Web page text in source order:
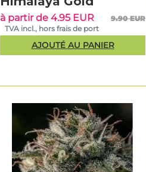
à partir de 4.95 EUR
9.90 EUR
TVA incl., hors frais de port
AJOUTÉ AU PANIER